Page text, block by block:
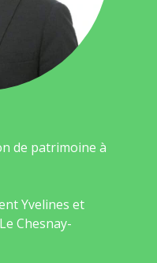
de patrimoine à
Yvelines et
Chesnay-